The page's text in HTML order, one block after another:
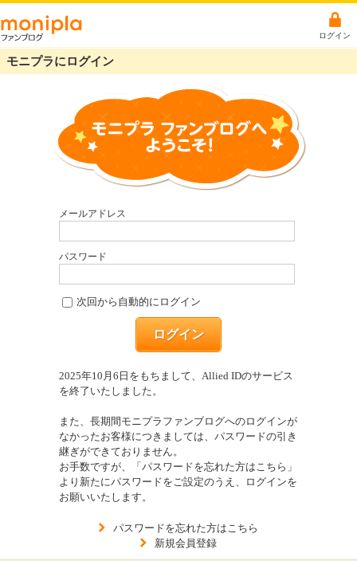
ログイン
モニプラにログイン
メールアドレス
パスワード
次回から自動的にログイン
ログイン
2025年10月6日をもちまして、Allied IDのサービス
を終了いたしました。
また、長期間モニプラファンブログへのログインが
なかったお客様につきましては、パスワードの引き
継ぎができておりません。
お手数ですが、「パスワードを忘れた方はこちら」
より新たにパスワードをご設定のうえ、ログインを
お願いいたします。
パスワードを忘れた方はこちら
新規会員登録